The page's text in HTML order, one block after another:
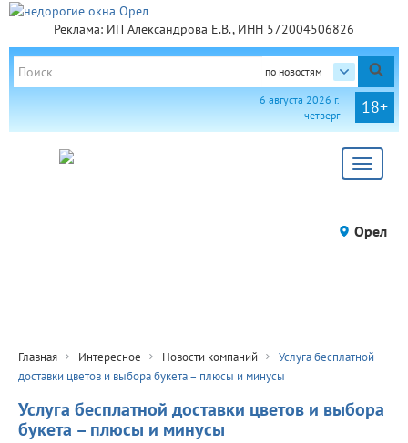
Реклама: ИП Александрова Е.В., ИНН 572004506826
по новостям
18+
6 августа 2026 г.
четверг
Toggle
Орел
Главная Интересное Новости компаний
Услуга бесплатной
доставки цветов и выбора букета – плюсы и минусы
Услуга бесплатной доставки цветов и выбора
букета – плюсы и минусы